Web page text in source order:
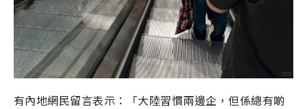
有內地網民留言表示：「大陸習慣兩邊企，但係總有啲